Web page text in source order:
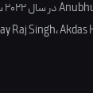
در سال2022
Raj Singh،Akdas